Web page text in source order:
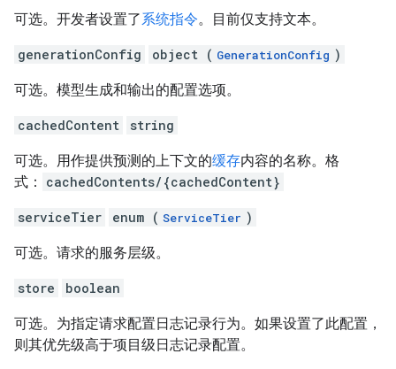
可选。开发者设置了系统指令。目前仅支持文本。
generationConfig object ( GenerationConfig )
可选。模型生成和输出的配置选项。
cachedContent string
可选。用作提供预测的上下文的缓存内容的名称。格
式：
cachedContents/{cachedContent}
serviceTier enum ( ServiceTier )
可选。请求的服务层级。
store boolean
可选。为指定请求配置日志记录行为。如果设置了此配置，
则其优先级高于项目级日志记录配置。